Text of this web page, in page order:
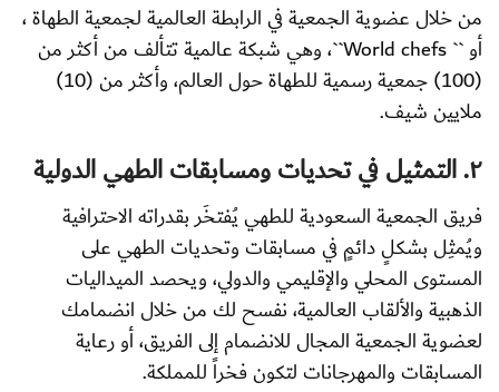
من خلال عضوية الجمعية في الرابطة العالمية لجمعية الطهاة ،
أو `` World chefs``، وهي شبكة عالمية تتألف من أكثر من
(100) جمعية رسمية للطهاة حول العالم، وأكثر من (10)
ملايين شيف.
٢. التمثيل في تحديات ومسابقات الطهي الدولية
فريق الجمعية السعودية للطهي يُفتخَر بقدراته الاحترافية
ويُمثِل بشكلٍ دائمٍ في مسابقات وتحديات الطهي على
المستوى المحلي والإقليمي والدولي، ويحصد الميداليات
الذهبية والألقاب العالمية، نفسح لك من خلال انضمامك
لعضوية الجمعية المجال للانضمام إلى الفريق، أو رعاية
المسابقات والمهرجانات لتكون فخراً للمملكة.